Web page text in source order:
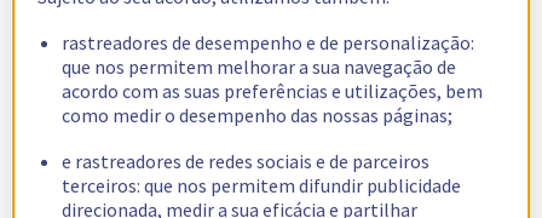
rastreadores de desempenho e de personalização:
que nos permitem melhorar a sua navegação de
acordo com as suas preferências e utilizações, bem
como medir o desempenho das nossas páginas;
e rastreadores de redes sociais e de parceiros
terceiros: que nos permitem difundir publicidade
direcionada, medir a sua eficácia e partilhar